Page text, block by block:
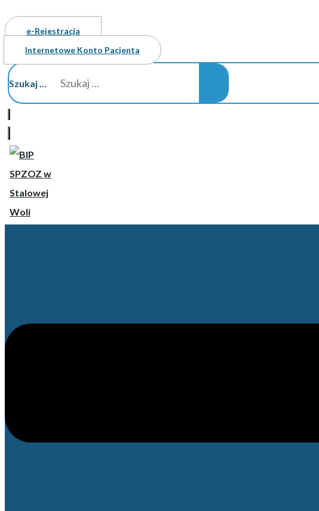
e-Rejestracja
Internetowe Konto Pacjenta
Szukaj …